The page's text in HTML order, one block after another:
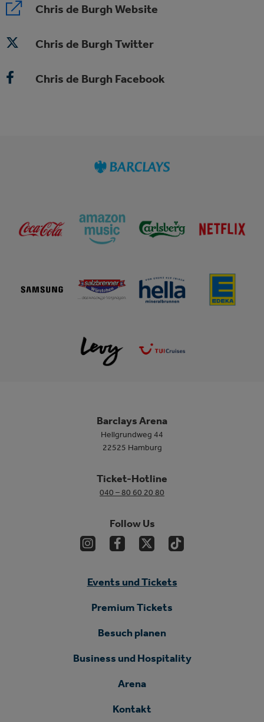
Chris de Burgh Website
Chris de Burgh Twitter
Chris de Burgh Facebook
Barclays Arena
Hellgrundweg 44
22525 Hamburg
Ticket-Hotline
040 – 80 60 20 80
Follow Us
Events und Tickets
Premium Tickets
Besuch planen
Business und Hospitality
Arena
Kontakt